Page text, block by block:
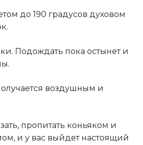
до 190 градусов духовом
Подождать пока остынет и
воздушным и
пропитать коньяком и
и у вас выйдет настоящий